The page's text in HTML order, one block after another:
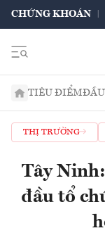
CHỨNG KHOÁN
TIÊU ĐIỂM
THỊ TRƯỜNG
Tây
đầu tổ